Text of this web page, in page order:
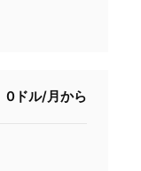
0ドル/月から